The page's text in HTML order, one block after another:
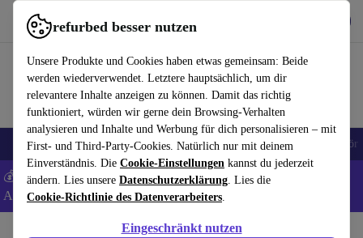
refurbed besser nutzen
Unsere Produkte und Cookies haben etwas gemeinsam: Beide
werden wiederverwendet. Letztere hauptsächlich, um dir
relevantere Inhalte anzeigen zu können. Damit das richtig
funktioniert, würden wir gerne dein Browsing-Verhalten
analysieren und Inhalte und Werbung für dich personalisieren – mit
First- und Third-Party-Cookies. Natürlich nur mit deinem
Einverständnis. Die Cookie-Einstellungen kannst du jederzeit
ändern. Lies unsere Datenschutzerklärung. Lies die
Cookie-Richtlinie des Datenverarbeiters.
Eingeschränkt nutzen
refurbed schnell und einfach nutzen
🎒 Back to school Handys Laptops Tablets Smartwatches Zubehör
💰 Extra -5% auf Samsung- und Google-Smartphones - Code:
ANDROID5 -AGB
Handys & Smartphones Motorola Handys